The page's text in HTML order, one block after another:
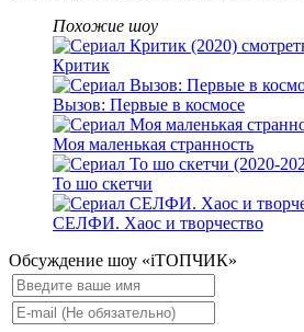
Похожие шоу
Критик
Вызов: Первые в космосе
Моя маленькая странность
То шо скетчи
СЕЛФИ. Хаос и творчество
Обсуждение шоу «iТОПЧИК»